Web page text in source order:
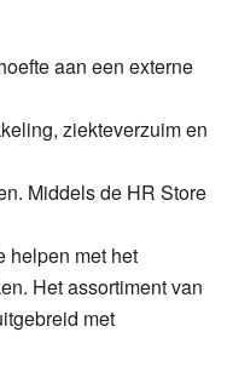
aan een externe
ziekteverzuim en
Middels de HR Store
helpen met het
Het assortiment van
met